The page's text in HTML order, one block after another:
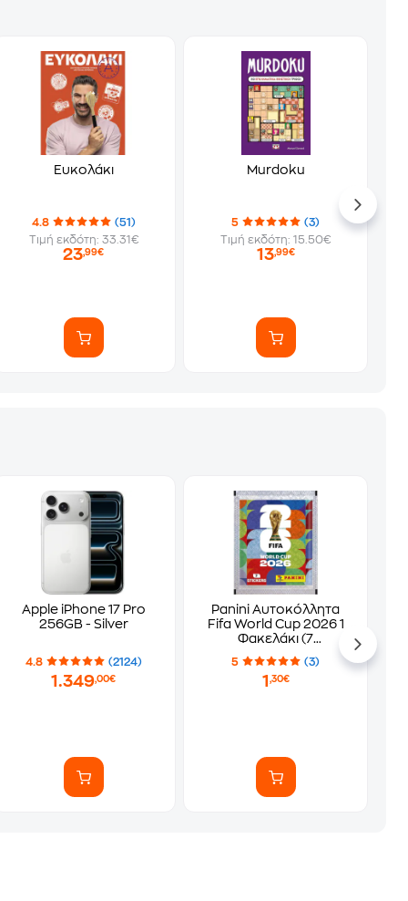
Ευκολάκι
4.8
(51)
Τιμή εκδότη: 33.31€
23,99€
Murdoku
5
(3)
Τιμή εκδότη: 15.50€
13,99€
Apple iPhone 17 Pro
256GB - Silver
4.8 (2124)
1.349,00€
Panini Αυτοκόλλητα
Fifa World Cup 2026 1
Φακελάκι (7
Αυτοκόλλητα)
5 (3)
1 ,30€